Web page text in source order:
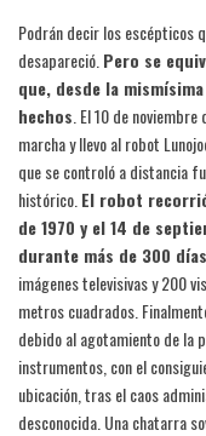
Podrán decir los escépticos
desapareció. Pero se
que, desde la
hechos . El 10 de
marcha y llevo al robot
que se controló a distancia
histórico. El robot
de 1970 y el 14 de
durante más de 300
imágenes televisivas y 200
metros cuadrados.
debido al agotamiento de la
instrumentos, con el
ubicación, tras el caos
desconocida. Una chatarra